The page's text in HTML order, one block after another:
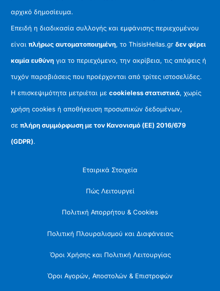
αρχικό δημοσίευμα.
Επειδή η διαδικασία συλλογής και εμφάνισης περιεχομένου
είναιπλήρως αυτοματοποιημένη, το ThisisHellas.grδεν φέρει
καμία ευθύνη για το περιεχόμενο, την ακρίβεια, τις απόψεις ή
τυχόν παραβιάσεις που προέρχονται από τρίτες ιστοσελίδες.
Η επισκεψιμότητα μετριέται μεcookieless στατιστικά, χωρίς
χρήση cookies ή αποθήκευση προσωπικών δεδομένων,
σεπλήρη συμμόρφωση με τον Κανονισμό (ΕΕ) 2016/679
(GDPR).
Εταιρικά Στοιχεία
Πώς Λειτουργεί
Πολιτική Απορρήτου & Cookies
Πολιτική Πλουραλισμού και Διαφάνειας
Όροι Χρήσης και Πολιτική Λειτουργίας
Όροι Αγορών, Αποστολών & Επιστροφών